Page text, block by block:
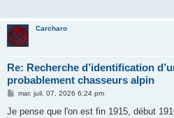
Carcharo
Re: Recherche d’identification
probablement chasseurs alpin
M
s
mar. juil. 07, 2026 6:24 pm
Je pense que l'on est fin 1915, début